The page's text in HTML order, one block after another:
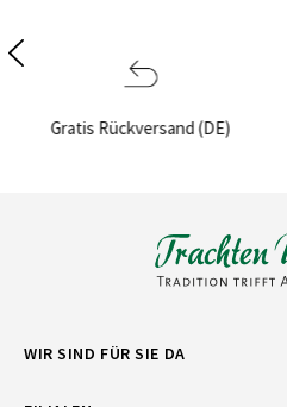
Lieferzeit: 1-3 Werktage
WIR SIND FÜR SIE DA